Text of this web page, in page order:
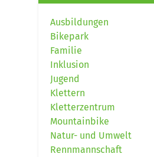
Ausbildungen
Bikepark
Familie
Inklusion
Jugend
Klettern
Kletterzentrum
Mountainbike
Natur- und Umwelt
Rennmannschaft